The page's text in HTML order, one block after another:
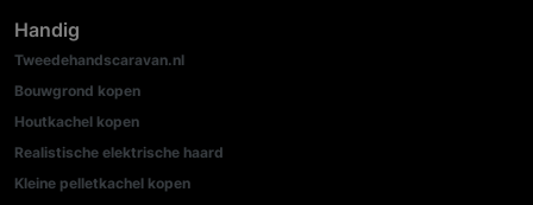
Handig
Tweedehandscaravan.nl
Bouwgrond kopen
Houtkachel kopen
Realistische elektrische haard
Kleine pelletkachel kopen